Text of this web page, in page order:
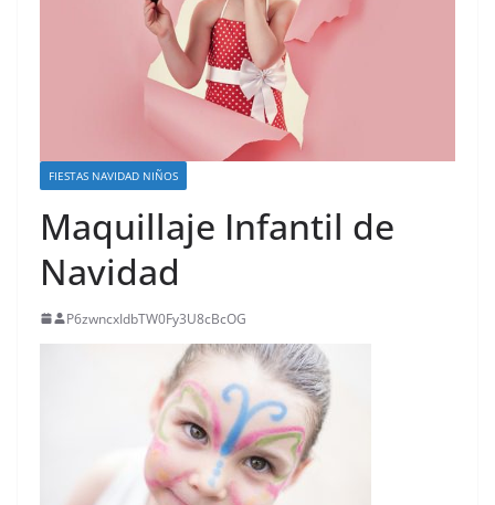
FIESTAS NAVIDAD NIÑOS
Maquillaje Infantil de
Navidad
P6zwncxIdbTW0Fy3U8cBcOG